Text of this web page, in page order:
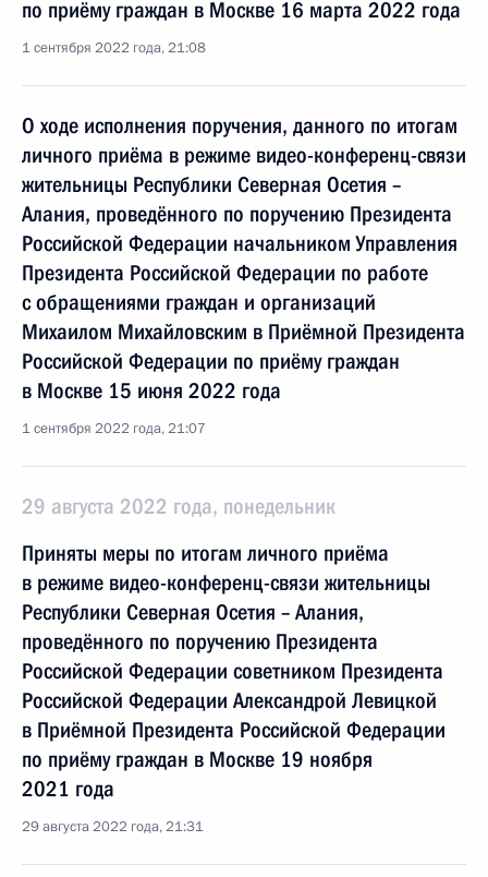
по приёму граждан в Москве 16 марта 2022 года
1 сентября 2022 года, 21:08
О ходе исполнения поручения, данного по итогам
личного приёма в режиме видео-конференц-связи
жительницы Республики Северная Осетия –
Алания, проведённого по поручению Президента
Российской Федерации начальником Управления
Президента Российской Федерации по работе
с обращениями граждан и организаций
Михаилом Михайловским в Приёмной Президента
Российской Федерации по приёму граждан
в Москве 15 июня 2022 года
1 сентября 2022 года, 21:07
29 августа 2022 года, понедельник
Приняты меры по итогам личного приёма
в режиме видео-конференц-связи жительницы
Республики Северная Осетия – Алания,
проведённого по поручению Президента
Российской Федерации советником Президента
Российской Федерации Александрой Левицкой
в Приёмной Президента Российской Федерации
по приёму граждан в Москве 19 ноября
2021 года
29 августа 2022 года, 21:31